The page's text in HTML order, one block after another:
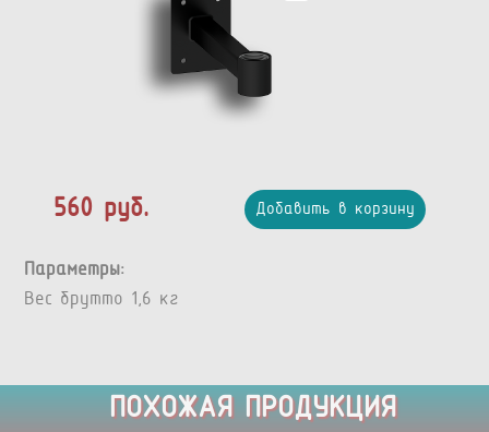
560 руб. Добавить в корзину
Параметры:
Вес брутто 1,6 кг
ПОХОЖАЯ ПРОДУКЦИЯ